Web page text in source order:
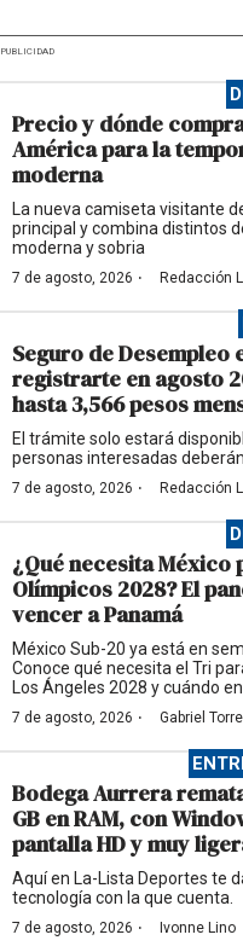
PUBLICIDAD
Precio y dónde
América para la
moderna
La nueva camiseta visitante
principal y combina distintos
moderna y sobria
7 de agosto, 2026 · Redacción
Seguro de Desempleo
registrarte en agosto
hasta 3,566 pesos
El trámite solo estará
personas interesadas
7 de agosto, 2026 · Redacción
¿Qué necesita México
Olímpicos 2028? El
vencer a Panamá
México Sub-20 ya está en
Conoce qué necesita el Tri
Los Ángeles 2028 y cuándo
7 de agosto, 2026 · Gabriel
Bodega Aurrera
GB en RAM, con
pantalla HD y muy
Aquí en La-Lista Deportes te
tecnología con la que cuenta.
7 de agosto, 2026 · Ivonne Lino